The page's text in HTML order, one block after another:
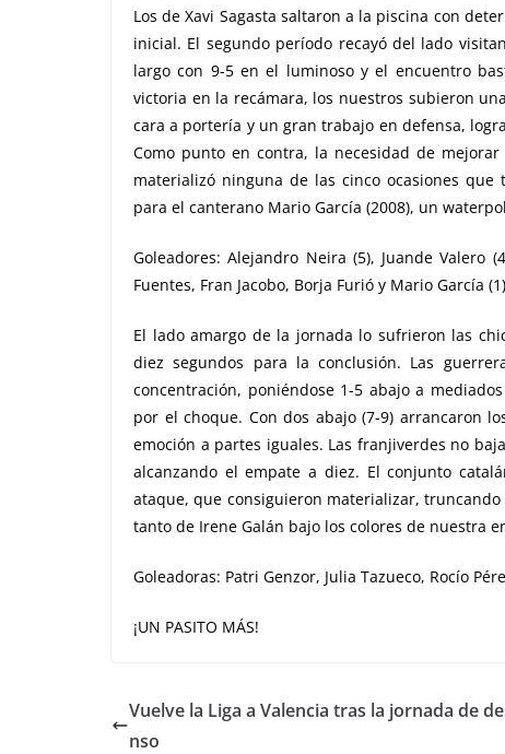
Los de Xavi Sagasta saltaron a la piscina con
inicial. El segundo período recayó del lado
largo con 9-5 en el luminoso y el encuentro
victoria en la recámara, los nuestros subieron
cara a portería y un gran trabajo en defensa,
Como punto en contra, la necesidad de
materializó ninguna de las cinco ocasiones
para el canterano Mario García (2008), un
Goleadores: Alejandro Neira (5), Juande Valero
Fuentes, Fran Jacobo, Borja Furió y Mario García
El lado amargo de la jornada lo sufrieron las
diez segundos para la conclusión. Las
concentración, poniéndose 1-5 abajo a
por el choque. Con dos abajo (7-9) arrancaron
emoción a partes iguales. Las franjiverdes no
alcanzando el empate a diez. El conjunto
ataque, que consiguieron materializar,
tanto de Irene Galán bajo los colores de nuestra
Goleadoras: Patri Genzor, Julia Tazueco, Rocío
¡UN PASITO MÁS!
Vuelve la Liga a Valencia tras la jornada de
nso